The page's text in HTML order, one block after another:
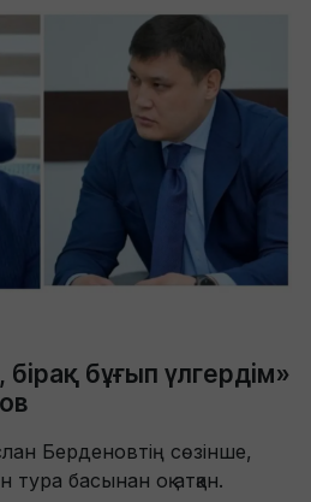
бұғып үлгердім»
Берденовтің сөзінше,
басынан оқ атқан.